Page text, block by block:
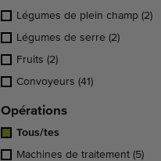
Légumes de plein champ (2)
Légumes de serre (2)
Fruits (2)
Convoyeurs (41)
Opérations
Tous/tes
Machines de traitement (5)